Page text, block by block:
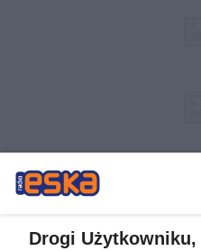
Drogi Użytkowniku,